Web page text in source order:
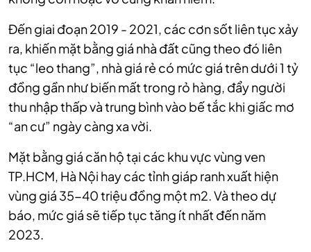
Đến giai đoạn 2019 - 2021, các cơn sốt liên tục xảy
ra, khiến mặt bằng giá nhà đất cũng theo đó liên
tục “leo thang”, nhà giá rẻ có mức giá trên dưới 1 tỷ
đồng gần như biến mất trong rỏ hàng, đẩy người
thu nhập thấp và trung bình vào bế tắc khi giấc mơ
“an cư” ngày càng xa vời.
Mặt bằng giá căn hộ tại các khu vực vùng ven
TP.HCM, Hà Nội hay các tỉnh giáp ranh xuất hiện
vùng giá 35-40 triệu đồng một m2. Và theo dự
báo, mức giá sẽ tiếp tục tăng ít nhất đến năm
2023.